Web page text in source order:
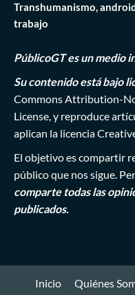
Transhumanismo,
trabajo
PúblicoGT es un medio
Su contenido está bajo
Commons Attribution-
License, y reproduce
aplican la licencia
El objetivo es compartir
público que nos sigue.
comparte todas las
publicados.
Inicio Quiénes